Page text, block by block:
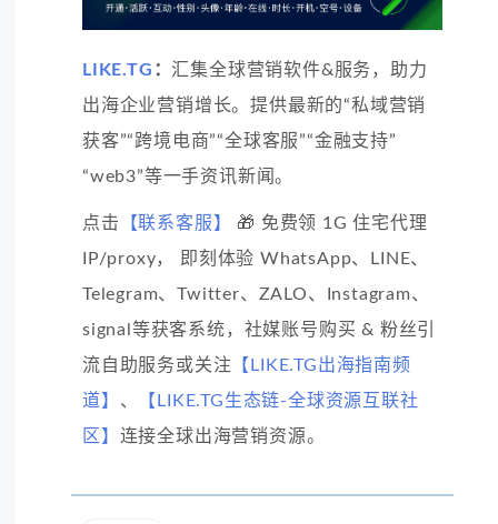
LIKE.TG ： 汇集全球营销软件&服务，助力
出海企业营销增长。提供最新的“私域营销
获客”“跨境电商”“全球客服”“金融支持”
“web3”等一手资讯新闻。
点击 【联系客服】
🎁 免费领 1G 住宅代理
IP/proxy， 即刻体验 WhatsApp、LINE、
Telegram、Twitter、ZALO、Instagram、
signal等获客系统，社媒账号购买 & 粉丝引
流自助服务或关注 【LIKE.TG出海指南频
道】 、
【LIKE.TG生态链-全球资源互联社
区】 连接全球出海营销资源。